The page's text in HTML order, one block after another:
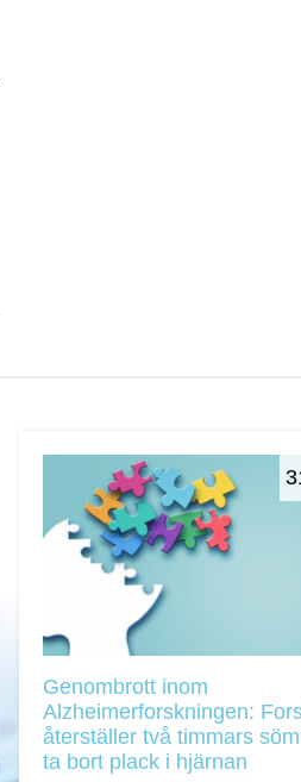
Genombrott inom
Alzheimerforskningen:
återställer två timmars
ta bort plack i hjärnan